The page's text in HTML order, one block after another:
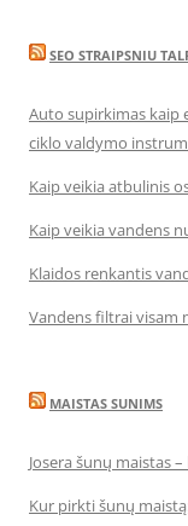
SEO STRAIPSNIU
Auto supirkimas kaip
ciklo valdymo
Kaip veikia atbulinis
Kaip veikia vandens
Klaidos renkantis
Vandens filtrai visam
MAISTAS SUNIMS
Josera šunų maistas
Kur pirkti šunų